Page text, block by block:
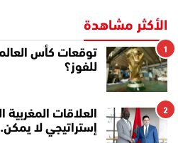
الأكثر مشاهدة
1
توقعات كأس
للفوز؟
2
العلاقات المغربية
إستراتيجي لا